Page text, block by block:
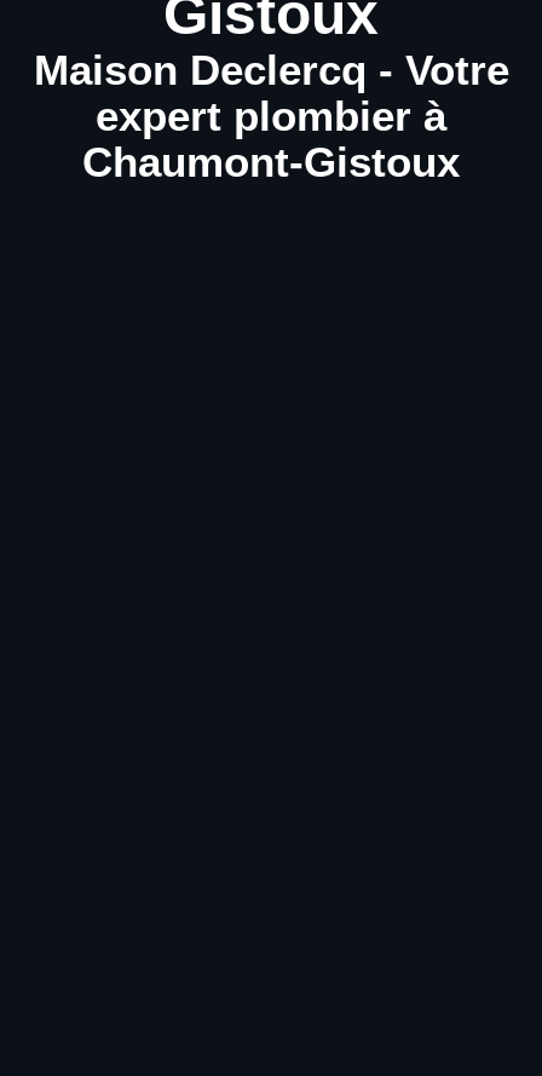
Gistoux
Maison Declercq - Votre
expert plombier à
Chaumont-Gistoux